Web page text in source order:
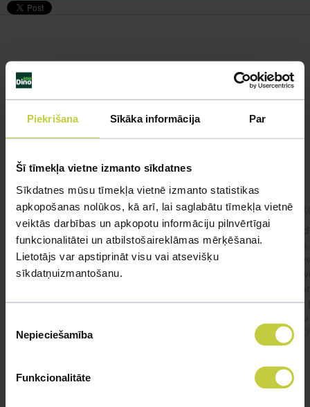
Piekrišana Sīkāka informācija Par
Šī tīmekļa vietne izmanto sīkdatnes
Sīkdatnes mūsu tīmekļa vietnē izmanto statistikas
apkopošanas nolūkos, kā arī, lai saglabātu tīmekļa vietnē
veiktās darbības un apkopotu informāciju pilnvērtīgai
funkcionalitātei un atbilstošaireklāmas mērķēšanai.
Lietotājs var apstiprināt visu vai atsevišķu
sīkdatņuizmantošanu.
izvēle
Nepieciešamība
Funkcionalitāte
Līdzīgi jautājumi
UZDOT JAUTĀJUMU
kaķis apēdis plēvi
Ja kaķim gadījies apēst plastiku ,ko ieklāj zem
garnelēm kārbiņās apakšā.Kādas sekas varētu
būt?Kā kaķis varētu reağēt...Ko darīt?
#kakis #apedis #plevi
viņš